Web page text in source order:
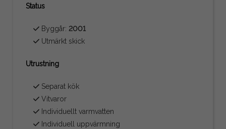
Status
Byggår:2001
Utmärkt skick
Utrustning
Separat kök
Vitvaror
Individuellt varmvatten
Individuell uppvärmning